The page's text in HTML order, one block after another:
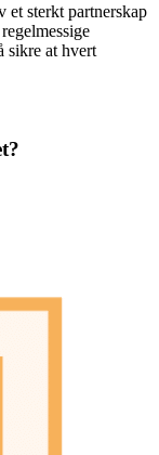
et sterkt partnerskap
sikre at hvert